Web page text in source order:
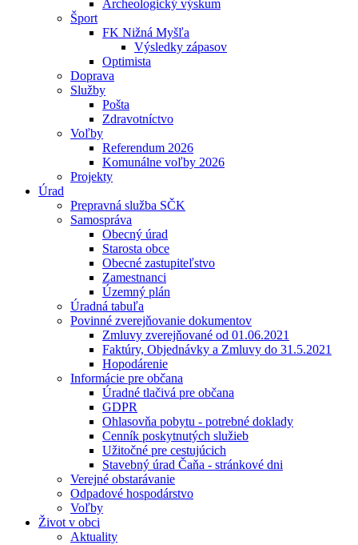
Archeologický výskum
Šport
FK Nižná Myšľa
Výsledky zápasov
Optimista
Doprava
Služby
Pošta
Zdravotníctvo
Voľby
Referendum 2026
Komunálne voľby 2026
Projekty
Úrad
Prepravná služba SČK
Samospráva
Obecný úrad
Starosta obce
Obecné zastupiteľstvo
Zamestnanci
Územný plán
Úradná tabuľa
Povinné zverejňovanie dokumentov
Zmluvy zverejňované od 01.06.2021
Faktúry, Objednávky a Zmluvy do 31.5.2021
Hopodárenie
Informácie pre občana
Úradné tlačivá pre občana
GDPR
Ohlasovňa pobytu - potrebné doklady
Cenník poskytnutých služieb
Užitočné pre cestujúcich
Stavebný úrad Čaňa - stránkové dni
Verejné obstarávanie
Odpadové hospodárstvo
Voľby
Život v obci
Aktuality